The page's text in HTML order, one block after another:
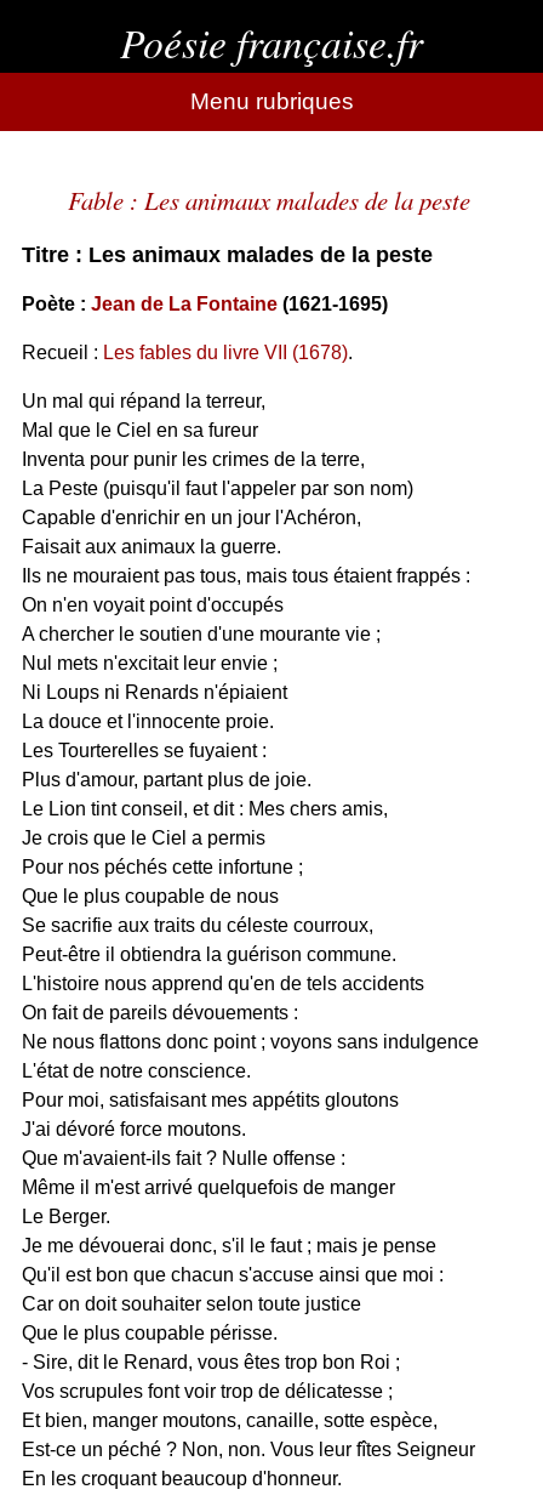
Poésie française.fr
Menu rubriques
Fable : Les animaux malades de la peste
Titre : Les animaux malades de la peste
Poète : Jean de La Fontaine(1621-1695)
Recueil : Les fables du livre VII (1678).
Un mal qui répand la terreur,
Mal que le Ciel en sa fureur
Inventa pour punir les crimes de la terre,
La Peste (puisqu'il faut l'appeler par son nom)
Capable d'enrichir en un jour l'Achéron,
Faisait aux animaux la guerre.
Ils ne mouraient pas tous, mais tous étaient frappés :
On n'en voyait point d'occupés
A chercher le soutien d'une mourante vie ;
Nul mets n'excitait leur envie ;
Ni Loups ni Renards n'épiaient
La douce et l'innocente proie.
Les Tourterelles se fuyaient :
Plus d'amour, partant plus de joie.
Le Lion tint conseil, et dit : Mes chers amis,
Je crois que le Ciel a permis
Pour nos péchés cette infortune ;
Que le plus coupable de nous
Se sacrifie aux traits du céleste courroux,
Peut-être il obtiendra la guérison commune.
L'histoire nous apprend qu'en de tels accidents
On fait de pareils dévouements :
Ne nous flattons donc point ; voyons sans indulgence
L'état de notre conscience.
Pour moi, satisfaisant mes appétits gloutons
J'ai dévoré force moutons.
Que m'avaient-ils fait ? Nulle offense :
Même il m'est arrivé quelquefois de manger
Le Berger.
Je me dévouerai donc, s'il le faut ; mais je pense
Qu'il est bon que chacun s'accuse ainsi que moi :
Car on doit souhaiter selon toute justice
Que le plus coupable périsse.
- Sire, dit le Renard, vous êtes trop bon Roi ;
Vos scrupules font voir trop de délicatesse ;
Et bien, manger moutons, canaille, sotte espèce,
Est-ce un péché ? Non, non. Vous leur fîtes Seigneur
En les croquant beaucoup d'honneur.